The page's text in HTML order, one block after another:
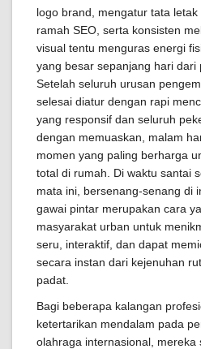
logo brand, mengatur tata
ramah SEO, serta konsisten
visual tentu menguras energi
yang besar sepanjang hari dari
Setelah seluruh urusan
selesai diatur dengan rapi
yang responsif dan seluruh
dengan memuaskan, malam
momen yang paling berharga
total di rumah. Di waktu santai
mata ini, bersenang-senang di
gawai pintar merupakan cara
masyarakat urban untuk
seru, interaktif, dan dapat
secara instan dari kejenuhan
padat.
Bagi beberapa kalangan
ketertarikan mendalam pada
olahraga internasional, mereka